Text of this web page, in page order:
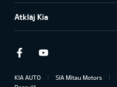
Atklāj Kia
Facebook
KIA AUTO SIA Mitau Motors